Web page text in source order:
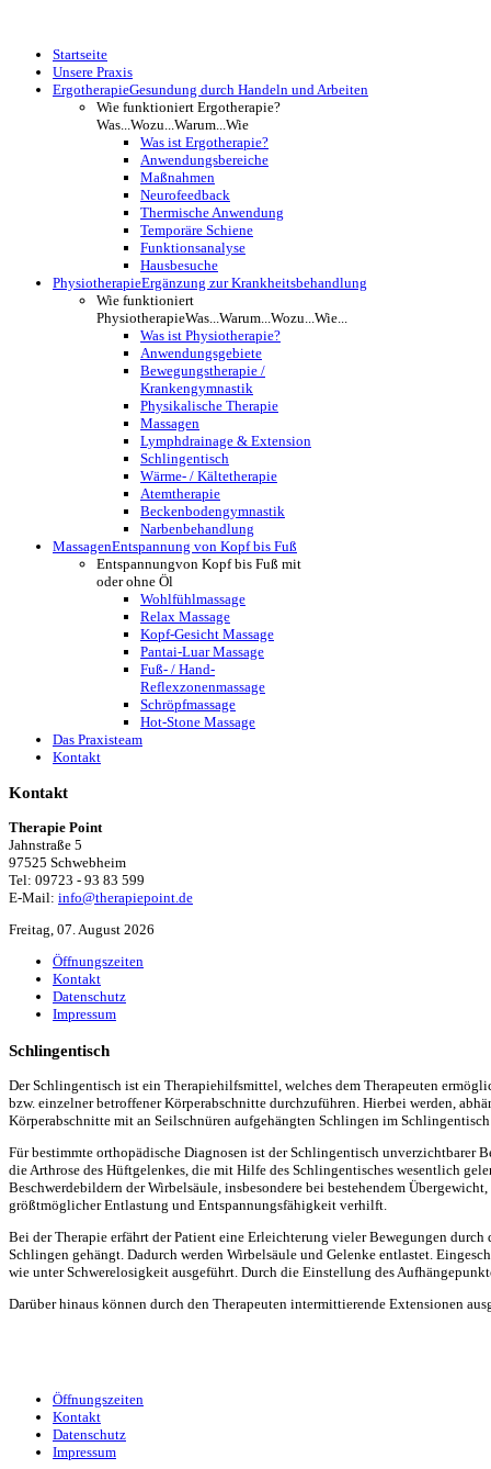
Startseite
Unsere Praxis
ErgotherapieGesundung durch Handeln und Arbeiten
Wie funktioniert Ergotherapie?
Was...Wozu...Warum...Wie
Was ist Ergotherapie?
Anwendungsbereiche
Maßnahmen
Neurofeedback
Thermische Anwendung
Temporäre Schiene
Funktionsanalyse
Hausbesuche
PhysiotherapieErgänzung zur Krankheitsbehandlung
Wie funktioniert
PhysiotherapieWas...Warum...Wozu...Wie...
Was ist Physiotherapie?
Anwendungsgebiete
Bewegungstherapie /
Krankengymnastik
Physikalische Therapie
Massagen
Lymphdrainage & Extension
Schlingentisch
Wärme- / Kältetherapie
Atemtherapie
Beckenbodengymnastik
Narbenbehandlung
MassagenEntspannung von Kopf bis Fuß
Entspannungvon Kopf bis Fuß mit
oder ohne Öl
Wohlfühlmassage
Relax Massage
Kopf-Gesicht Massage
Pantai-Luar Massage
Fuß- / Hand-
Reflexzonenmassage
Schröpfmassage
Hot-Stone Massage
Das Praxisteam
Kontakt
Kontakt
Therapie Point
Jahnstraße 5
97525 Schwebheim
Tel: 09723 - 93 83 599
E-Mail: info@therapiepoint.de
Freitag, 07. August 2026
Öffnungszeiten
Kontakt
Datenschutz
Impressum
Schlingentisch
Der Schlingentisch ist ein Therapiehilfsmittel, welches dem Therapeuten
bzw. einzelner betroffener Körperabschnitte durchzuführen. Hierbei werden,
Körperabschnitte mit an Seilschnüren aufgehängten Schlingen im
Für bestimmte orthopädische Diagnosen ist der Schlingentisch unverzichtbarer
die Arthrose des Hüftgelenkes, die mit Hilfe des Schlingentisches wesentlich
Beschwerdebildern der Wirbelsäule, insbesondere bei bestehendem
größtmöglicher Entlastung und Entspannungsfähigkeit verhilft.
Bei der Therapie erfährt der Patient eine Erleichterung vieler Bewegungen
Schlingen gehängt. Dadurch werden Wirbelsäule und Gelenke entlastet.
wie unter Schwerelosigkeit ausgeführt. Durch die Einstellung des
Darüber hinaus können durch den Therapeuten intermittierende Extensionen
Öffnungszeiten
Kontakt
Datenschutz
Impressum